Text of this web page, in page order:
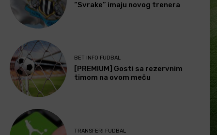
“Svrake” imaju novog trenera
BET INFO FUDBAL
[PREMIUM] Gosti sa rezervnim
timom na ovom meču
TRANSFERI FUDBAL